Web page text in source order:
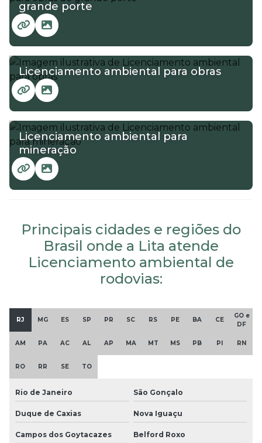
grande porte
Licenciamento ambiental para obras
Licenciamento ambiental para
mineração
Principais cidades e regiões do
Brasil onde a Lita atende
Licenciamento ambiental de
rodovias:
RJ MG ES SP PR SC RS PE BA CE
GO e
DF
AM PA AC AL AP MA MT MS PB PI RN
RO RR SE TO
Rio de Janeiro São Gonçalo
Duque de Caxias Nova Iguaçu
Campos dos Goytacazes Belford Roxo